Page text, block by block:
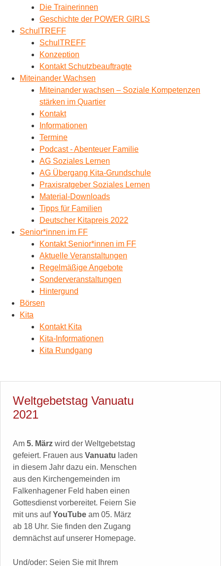
Die Trainerinnen
Geschichte der POWER GIRLS
SchulTREFF
SchulTREFF
Konzeption
Kontakt Schutzbeauftragte
Miteinander Wachsen
Miteinander wachsen – Soziale Kompetenzen
stärken im Quartier
Kontakt
Informationen
Termine
Podcast - Abenteuer Familie
AG Soziales Lernen
AG Übergang Kita-Grundschule
Praxisratgeber Soziales Lernen
Material-Downloads
Tipps für Familien
Deutscher Kitapreis 2022
Senior*innen im FF
Kontakt Senior*innen im FF
Aktuelle Veranstaltungen
Regelmäßige Angebote
Sonderveranstaltungen
Hintergund
Börsen
Kita
Kontakt Kita
Kita-Informationen
Kita Rundgang
Weltgebetstag Vanuatu
2021
Am 5. März wird der Weltgebetstag
gefeiert. Frauen aus Vanuatu laden
in diesem Jahr dazu ein. Menschen
aus den Kirchengemeinden im
Falkenhagener Feld haben einen
Gottesdienst vorbereitet. Feiern Sie
mit uns aufYouTube am 05. März
ab 18 Uhr. Sie finden den Zugang
demnächst auf unserer Homepage.
Und/oder: Seien Sie mit Ihrem